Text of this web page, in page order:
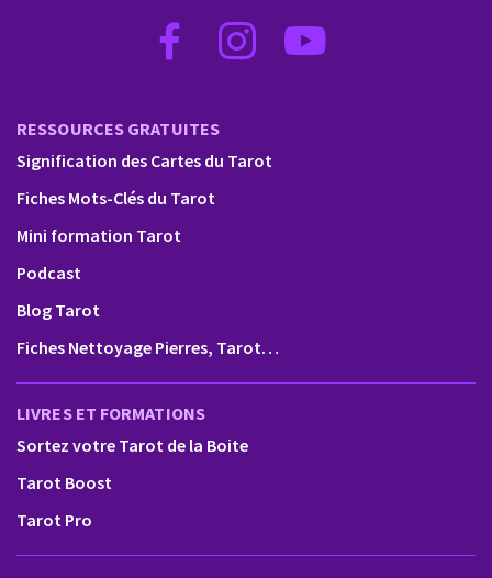
RESSOURCES GRATUITES
Signification des Cartes du Tarot
Fiches Mots-Clés du Tarot
Mini formation Tarot
Podcast
Blog Tarot
Fiches Nettoyage Pierres, Tarot…
LIVRES ET FORMATIONS
Sortez votre Tarot de la Boite
Tarot Boost
Tarot Pro